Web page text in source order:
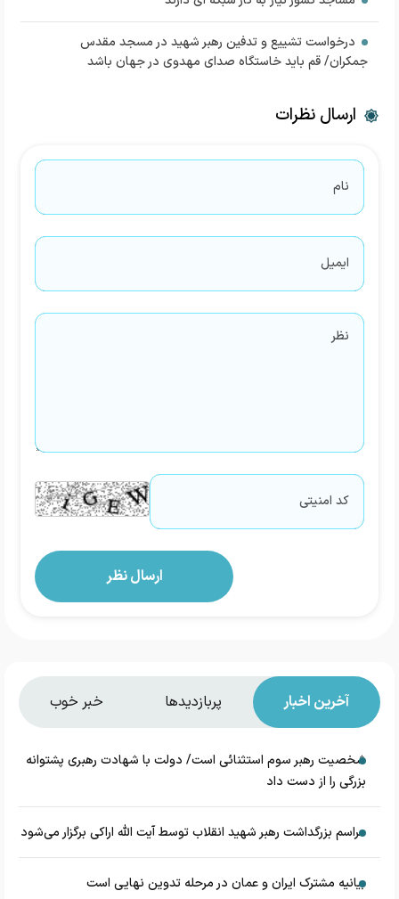
درخواست تشییع و تدفین رهبر شهید در مسجد مقدس
جمکران/ قم باید خاستگاه صدای مهدوی در جهان باشد
ارسال نظرات
آخرین اخبار پربازدیدها خبر خوب
شخصیت رهبر سوم استثنائی است/ دولت با شهادت رهبری پشتوانه
بزرگی را از دست داد
مراسم بزرگداشت رهبر شهید انقلاب توسط آیت الله اراکی برگزار می‌شود
بیانیه مشترک ایران و عمان در مرحله تدوین نهایی است